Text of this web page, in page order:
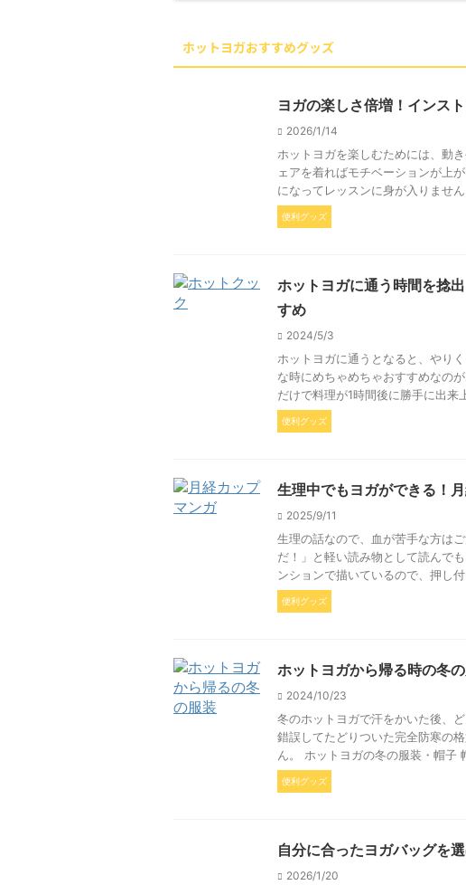
ホットヨガおすすめグッズ
ヨガの楽しさ倍増！インス
2026/1/14
ホットヨガを楽しむためには、動
ェアを着ればモチベーションが上
になってレッスンに身が入りませ
便利グッズ
ホットヨガに通う時間を捻
すめ
2024/5/3
ホットヨガに通うとなると、やり
な時にめちゃめちゃおすすめなの
だけで料理が1時間後に勝手に出来
便利グッズ
生理中でもヨガができる！
2025/9/11
生理の話なので、血が苦手な方は
だ！」と軽い読み物として読んで
ンションで描いているので、押し
便利グッズ
ホットヨガから帰る時の冬
2024/10/23
冬のホットヨガで汗をかいた後、
錯誤してたどりついた完全防寒の
ん。 ホットヨガの冬の服装・帽子
便利グッズ
自分に合ったヨガバッグを
2026/1/20